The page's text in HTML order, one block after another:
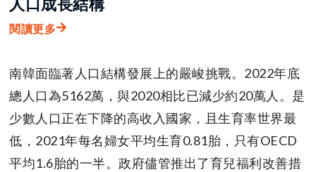
人口成長結構
閱讀更多
南韓面臨著人口結構發展上的嚴峻挑戰。2022年底
總人口為5162萬，與2020相比已減少約20萬人。是
少數人口正在下降的高收入國家，且生育率世界最
低，2021年每名婦女平均生育0.81胎，只有OECD
平均1.6胎的一半。政府儘管推出了育兒福利改善措